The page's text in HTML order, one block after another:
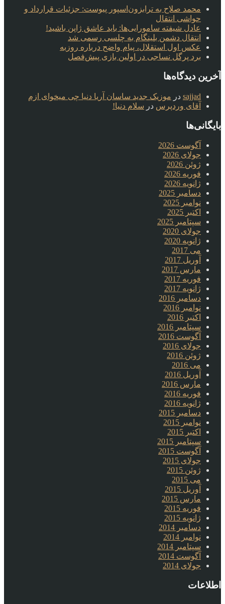
محمد صلاح به ترابزون‌اسپور پیوست: جزئیات قرارداد و
حواشی انتقال
عادل شیفته سامورایی‌ها: باید عاشق ژاپن باشید!
انتقال دشمن بلینگام به چلسی رسمی شد
عکس اول استقلال، پیام واضح درباره روزبه
برد پرگل نساجی در اولین بازی پیش‌فصل
آخرین دیدگاه‌ها
sajjad در موزیک جدید ساسان آریا دنیا چی میخوای ازم
آقای وردپرس در سلام دنیا!
بایگانی‌ها
آگوست 2026
جولای 2026
ژوئن 2026
فوریه 2026
ژانویه 2026
دسامبر 2025
نوامبر 2025
اکتبر 2025
سپتامبر 2025
جولای 2020
ژانویه 2020
می 2017
آوریل 2017
مارس 2017
فوریه 2017
ژانویه 2017
دسامبر 2016
نوامبر 2016
اکتبر 2016
سپتامبر 2016
آگوست 2016
جولای 2016
ژوئن 2016
می 2016
آوریل 2016
مارس 2016
فوریه 2016
ژانویه 2016
دسامبر 2015
نوامبر 2015
اکتبر 2015
سپتامبر 2015
آگوست 2015
جولای 2015
ژوئن 2015
می 2015
آوریل 2015
مارس 2015
فوریه 2015
ژانویه 2015
دسامبر 2014
نوامبر 2014
سپتامبر 2014
آگوست 2014
جولای 2014
اطلاعات